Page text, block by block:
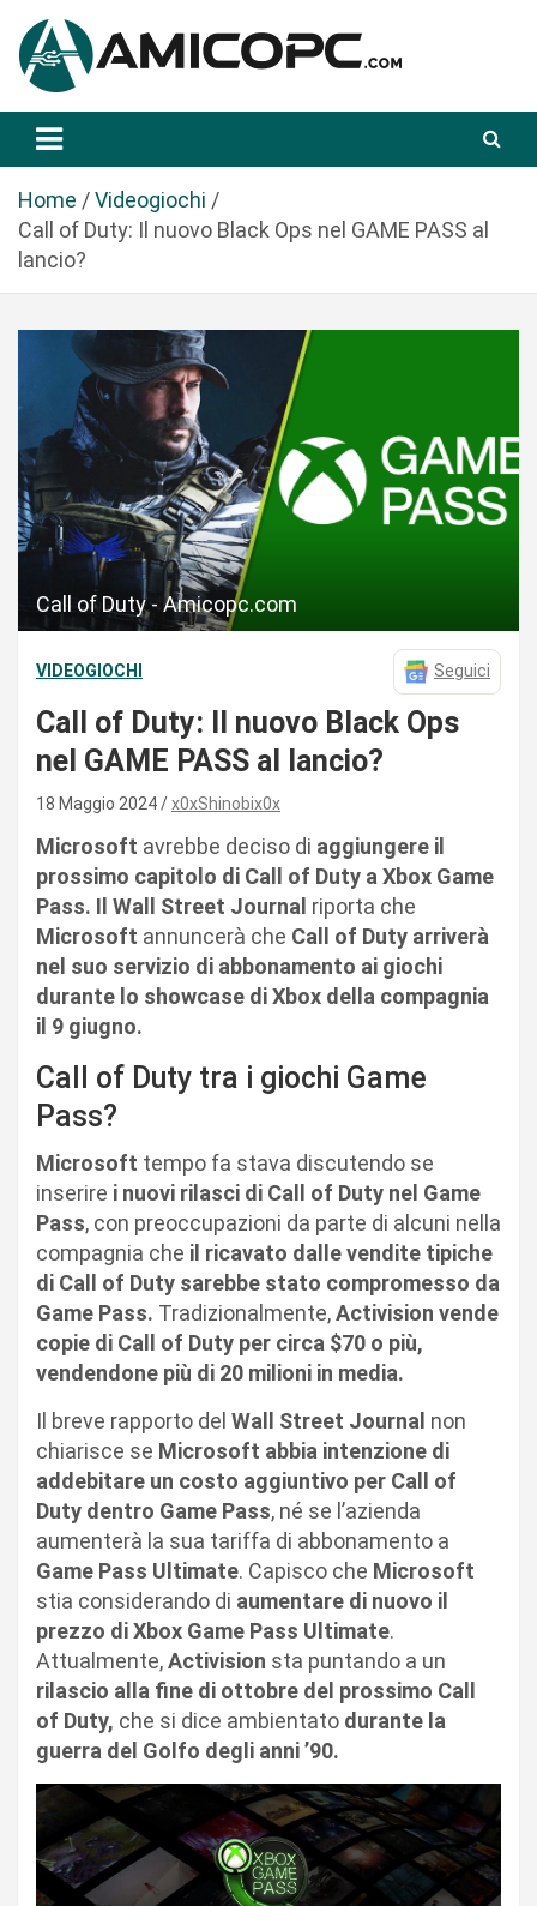
a
Amicopc.com
Home
Videogiochi
Call of Duty: Il nuovo Black Ops nel GAME PASS al
lancio?
Call of Duty - Amicopc.com
VIDEOGIOCHI Seguici
Call of Duty: Il nuovo Black Ops
nel GAME PASS al lancio?
18 Maggio 2024 x0xShinobix0x
Microsoft avrebbe deciso di aggiungere il
prossimo capitolo di Call of Duty a Xbox Game
Pass. Il Wall Street Journal riporta che
Microsoft annuncerà che Call of Duty arriverà
nel suo servizio di abbonamento ai giochi
durante lo showcase di Xbox della compagnia
il 9 giugno.
Call of Duty tra i giochi Game
Pass?
Microsoft tempo fa stava discutendo se
inserire i nuovi rilasci di Call of Duty nel Game
Pass, con preoccupazioni da parte di alcuni nella
compagnia che il ricavato dalle vendite tipiche
di Call of Duty sarebbe stato compromesso da
Game Pass. Tradizionalmente,Activision vende
copie di Call of Duty per circa $70 o più,
vendendone più di 20 milioni in media.
Il breve rapporto del Wall Street Journal non
chiarisce se Microsoft abbia intenzione di
addebitare un costo aggiuntivo per Call of
Duty dentro Game Pass, né se l’azienda
aumenterà la sua tariffa di abbonamento a
Game Pass Ultimate. Capisco che Microsoft
stia considerando di aumentare di nuovo il
prezzo di Xbox Game Pass Ultimate.
Attualmente,Activision sta puntando a un
rilascio alla fine di ottobre del prossimo Call
of Duty, che si dice ambientato durante la
guerra del Golfo degli anni ’90.